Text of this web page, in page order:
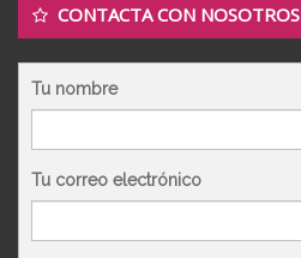
CONTACTA CON NOSOTROS
Tu nombre
Tu correo electrónico